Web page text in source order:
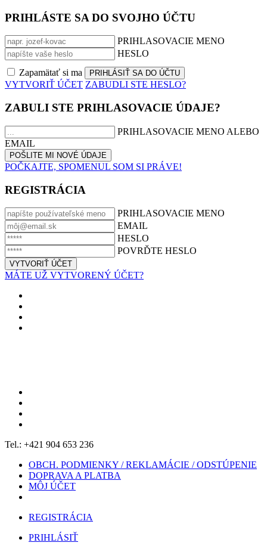
PRIHLÁSTE SA DO SVOJHO ÚČTU
PRIHLASOVACIE MENO
HESLO
Zapamätať si ma
VYTVORIŤ ÚČET ZABUDLI STE HESLO?
ZABULI STE PRIHLASOVACIE ÚDAJE?
PRIHLASOVACIE MENO ALEBO
EMAIL
POČKAJTE, SPOMENUL SOM SI PRÁVE!
REGISTRÁCIA
PRIHLASOVACIE MENO
EMAIL
HESLO
POVRĎTE HESLO
MÁTE UŽ VYTVORENÝ ÚČET?
Tel.: +421 904 653 236
OBCH. PODMIENKY / REKLAMÁCIE / ODSTÚPENIE
DOPRAVA A PLATBA
MÔJ ÚČET
REGISTRÁCIA
PRIHLÁSIŤ